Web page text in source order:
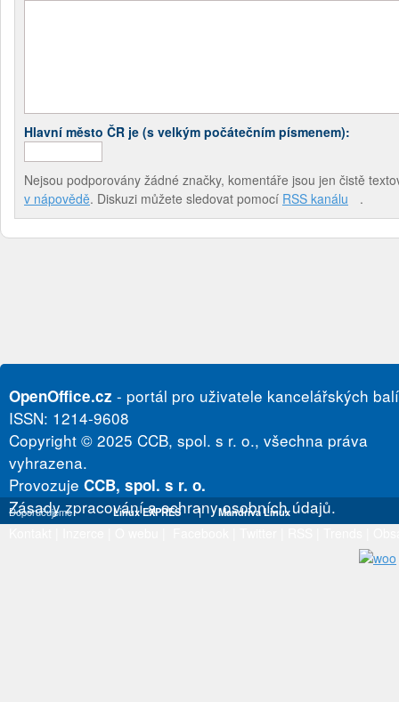
Hlavní město ČR je (s velkým počátečním písmenem):
Nejsou podporovány žádné značky, komentáře jsou jen čistě
v nápovědě. Diskuzi můžete sledovat pomocí RSS kanálu .
OpenOffice.cz - portál pro uživatele kancelářských
ISSN: 1214-9608
Copyright © 2025 CCB, spol. s r. o., všechna práva
vyhrazena.
Provozuje CCB, spol. s r. o.
Zásady zpracování a ochrany osobních údajů.
Doporučujeme Linux EXPRES | Mandriva Linux